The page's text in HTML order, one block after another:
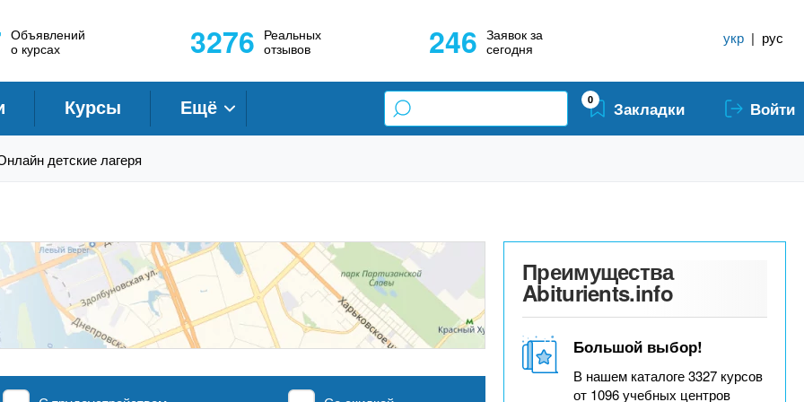
Объявлений
о курсах
3276 Реальных
отзывов
246 Заявок за
сегодня
укр | рус
Курсы Ещё 0 Закладки Войти
детские лагеря
Преимущества
Abiturients.info
Большой выбор!
В нашем каталоге 3327 курсов
от 1096 учебных центров